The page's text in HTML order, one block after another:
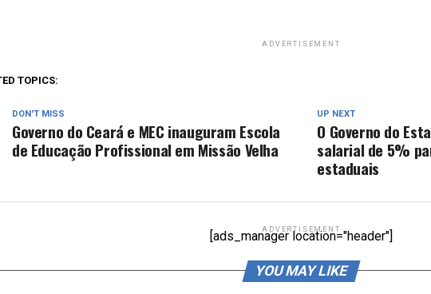
ADVERTISEMENT
TOPICS:
UP NEXT
O Governo do
salarial de 5%
estaduais
DON'T MISS
Governo do Ceará e MEC inauguram Escola
de Educação Profissional em Missão Velha
ADVERTISEMENT
[ads_manager location="header"]
YOU MAY LIKE